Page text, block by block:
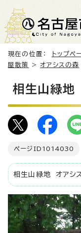
現在の位置： トップペ
屋散策
>オアシスの森
相生山緑地
ページID 1014030
相生山緑地 オアシ